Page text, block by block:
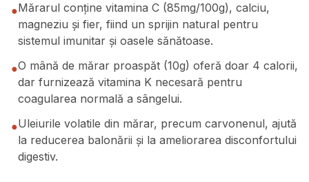
●Mărarul conține vitamina C (85mg/100g), calciu,
magneziu și fier, fiind un sprijin natural pentru
sistemul imunitar și oasele sănătoase.
●O mână de mărar proaspăt (10g) oferă doar 4 calorii,
dar furnizează vitamina K necesară pentru
coagularea normală a sângelui.
●Uleiurile volatile din mărar, precum carvonenul, ajută
la reducerea balonării și la ameliorarea disconfortului
digestiv.